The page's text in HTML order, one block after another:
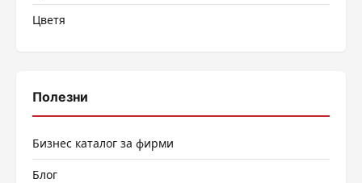
Цветя
Полезни
Бизнес каталог за фирми
Блог